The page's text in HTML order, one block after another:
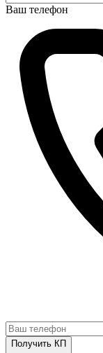
Ваш телефон
Получить КП